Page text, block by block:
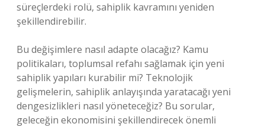
süreçlerdeki rolü, sahiplik kavramını yeniden
şekillendirebilir.
Bu değişimlere nasıl adapte olacağız? Kamu
politikaları, toplumsal refahı sağlamak için yeni
sahiplik yapıları kurabilir mi? Teknolojik
gelişmelerin, sahiplik anlayışında yaratacağı yeni
dengesizlikleri nasıl yöneteceğiz? Bu sorular,
geleceğin ekonomisini şekillendirecek önemli